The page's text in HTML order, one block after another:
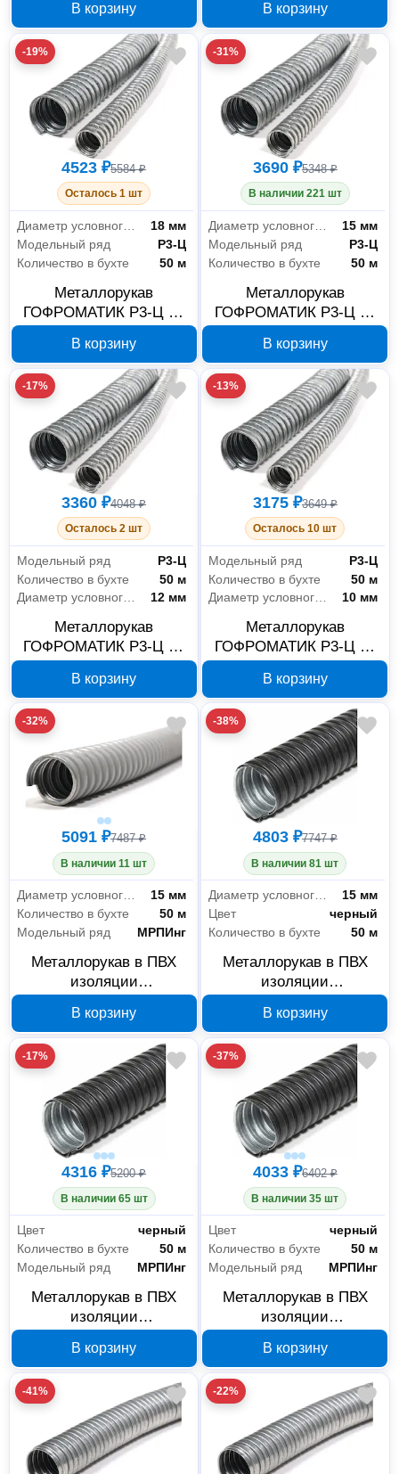
В корзину В корзину
-19%
4523 ₽5584 ₽
Осталось 1 шт
18 мм
Модельный ряд
Р3-Ц
Количество в бухте
50 м
Металлорукав
ГОФРОМАТИК Р3-Ц 18
В корзину
-31%
3690 ₽5348 ₽
В наличии 221 шт
Диаметр условного прохода
15 мм
Модельный ряд
Р3-Ц
Количество в бухте
50 м
Металлорукав
ГОФРОМАТИК Р3-Ц 15
В корзину
-17%
3360 ₽4048 ₽
Осталось 2 шт
Модельный ряд
Р3-Ц
Количество в бухте
50 м
Диаметр условного прохода
12 мм
Металлорукав
ГОФРОМАТИК Р3-Ц 12
В корзину
-13%
3175 ₽3649 ₽
Осталось 10 шт
Модельный ряд
Р3-Ц
Количество в бухте
50 м
Диаметр условного прохода
10 мм
Металлорукав
ГОФРОМАТИК Р3-Ц 10
В корзину
-32%
5091 ₽7487 ₽
В наличии 11 шт
Диаметр условного прохода
15 мм
Количество в бухте
50 м
Модельный ряд
МРПИнг
Металлорукав в ПВХ
изоляции
15 мм 50 м серый
zeta41911
В корзину
-38%
4803 ₽7747 ₽
В наличии 81 шт
Диаметр условного прохода
15 мм
Цвет
черный
Количество в бухте
50 м
Металлорукав в ПВХ
изоляции
15 мм 50 м черный
zeta42235
В корзину
-17%
4316 ₽5200 ₽
В наличии 65 шт
Цвет
черный
Количество в бухте
50 м
Модельный ряд
МРПИнг
Металлорукав в ПВХ
изоляции
12 мм 50 м черный
zeta42234
В корзину
-37%
4033 ₽6402 ₽
В наличии 35 шт
Цвет
черный
Количество в бухте
50 м
Модельный ряд
МРПИнг
Металлорукав в ПВХ
изоляции
10 мм 50 м черный
zeta42233
В корзину
-41% -22%